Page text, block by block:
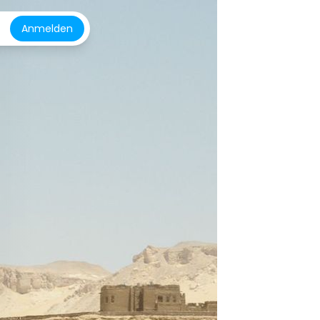
Anmelden